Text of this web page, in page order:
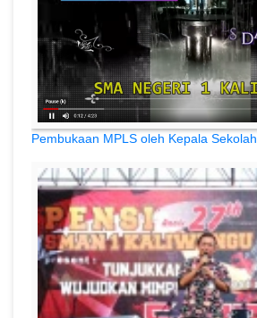
Pembukaan MPLS oleh Kepala Sekolah